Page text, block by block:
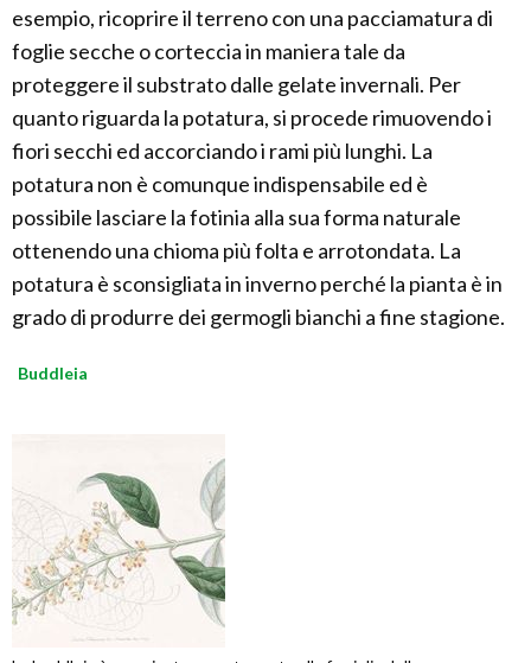
esempio, ricoprire il terreno con una pacciamatura di
foglie secche o corteccia in maniera tale da
proteggere il substrato dalle gelate invernali. Per
quanto riguarda la potatura, si procede rimuovendo i
fiori secchi ed accorciando i rami più lunghi. La
potatura non è comunque indispensabile ed è
possibile lasciare la fotinia alla sua forma naturale
ottenendo una chioma più folta e arrotondata. La
potatura è sconsigliata in inverno perché la pianta è in
grado di produrre dei germogli bianchi a fine stagione.
Buddleia